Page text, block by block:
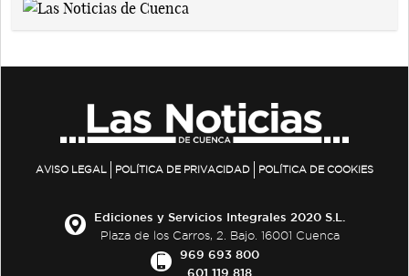
AVISO LEGAL POLÍTICA DE PRIVACIDAD POLÍTICA DE COOKIES
Ediciones y Servicios Integrales 2020 S.L.
Plaza de los Carros, 2. Bajo. 16001 Cuenca
969 693 800
601 119 818